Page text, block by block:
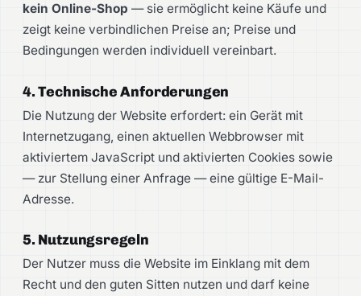
kein Online-Shop — sie ermöglicht keine Käufe und
zeigt keine verbindlichen Preise an; Preise und
Bedingungen werden individuell vereinbart.
4. Technische Anforderungen
Die Nutzung der Website erfordert: ein Gerät mit
Internetzugang, einen aktuellen Webbrowser mit
aktiviertem JavaScript und aktivierten Cookies sowie
— zur Stellung einer Anfrage — eine gültige E-Mail-
Adresse.
5. Nutzungsregeln
Der Nutzer muss die Website im Einklang mit dem
Recht und den guten Sitten nutzen und darf keine